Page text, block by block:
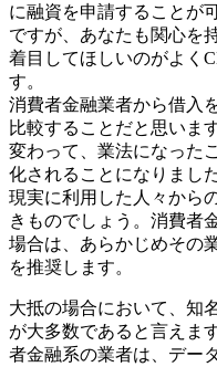
に融資を申請することが
ですが、あなたも関心を
着目してほしいのがよく
す。
消費者金融業者から借入
比較することだと思いま
変わって、業法になった
化されることになりました
現実に利用した人々から
きものでしょう。消費者
場合は、あらかじめその
を推奨します。
大抵の場合において、知
が大多数であると言えま
者金融系の業者は、デー